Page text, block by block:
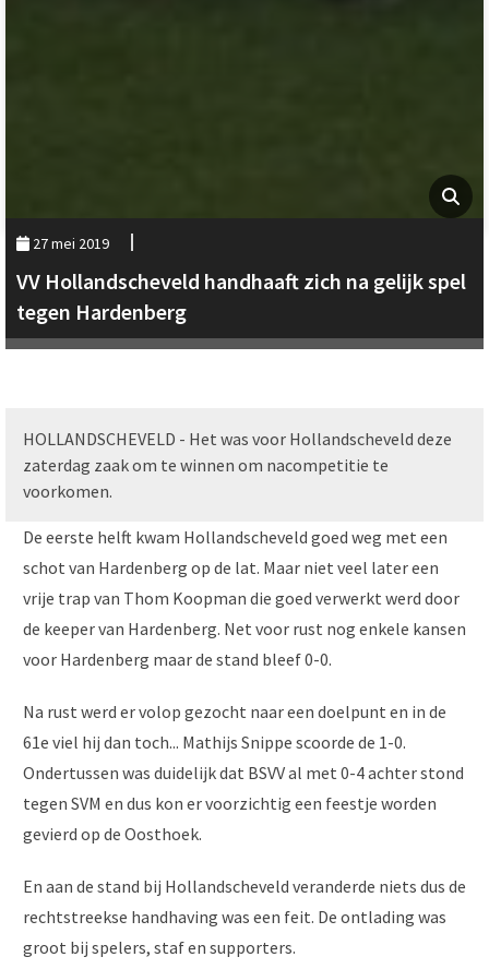
27 mei 2019
VV Hollandscheveld handhaaft zich na gelijk spel
tegen Hardenberg
HOLLANDSCHEVELD - Het was voor Hollandscheveld deze
zaterdag zaak om te winnen om nacompetitie te
voorkomen.
De eerste helft kwam Hollandscheveld goed weg met een
schot van Hardenberg op de lat. Maar niet veel later een
vrije trap van Thom Koopman die goed verwerkt werd door
de keeper van Hardenberg. Net voor rust nog enkele kansen
voor Hardenberg maar de stand bleef 0-0.
Na rust werd er volop gezocht naar een doelpunt en in de
61e viel hij dan toch... Mathijs Snippe scoorde de 1-0.
Ondertussen was duidelijk dat BSVV al met 0-4 achter stond
tegen SVM en dus kon er voorzichtig een feestje worden
gevierd op de Oosthoek.
En aan de stand bij Hollandscheveld veranderde niets dus de
rechtstreekse handhaving was een feit. De ontlading was
groot bij spelers, staf en supporters.